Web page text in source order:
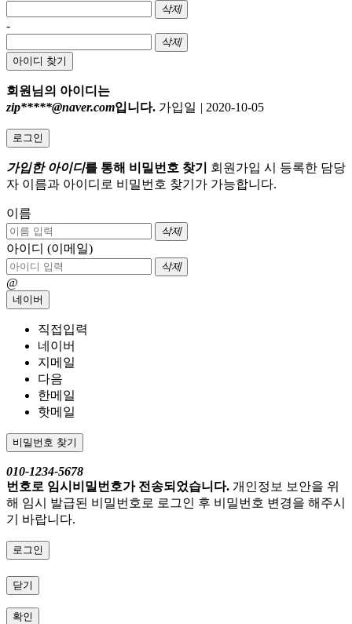
삭제
-
삭제
아이디 찾기
회원님의 아이디는
zip*****@naver.com입니다. 가입일 | 2020-10-05
로그인
가입한 아이디를 통해 비밀번호 찾기
회원가입 시 등록한 담당
자 이름과 아이디로 비밀번호 찾기가 가능합니다.
이름
삭제
아이디 (이메일)
삭제
@
네이버
직접입력
네이버
지메일
다음
한메일
핫메일
비밀번호 찾기
010-1234-5678
번호로 임시비밀번호가 전송되었습니다. 개인정보 보안을 위
해 임시 발급된 비밀번호로 로그인 후 비밀번호 변경을 해주시
기 바랍니다.
로그인
닫기
확인